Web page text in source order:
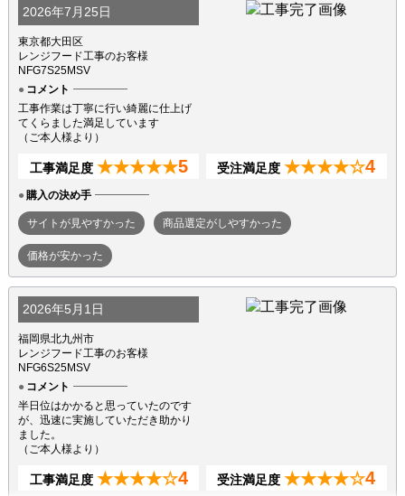
2026年7月25日
東京都大田区
レンジフード工事のお客様
NFG7S25MSV
コメント
工事作業は丁寧に行い綺麗に仕上げ
てくらました満足しています
（ご本人様より）
工事満足度 ★★★★★5 受注満足度 ★★★★☆4
購入の決め手
サイトが見やすかった 商品選定がしやすかった
価格が安かった
2026年5月1日
福岡県北九州市
レンジフード工事のお客様
NFG6S25MSV
コメント
半日位はかかると思っていたのです
が、迅速に実施していただき助かり
ました。
（ご本人様より）
工事満足度 ★★★★☆4 受注満足度 ★★★★☆4